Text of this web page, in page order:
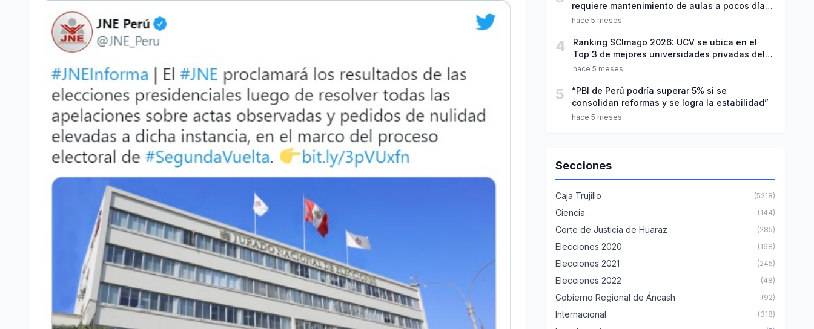
requiere mantenimiento de aulas a pocos días
de inicio del año escolar 2026
hace 5 meses
4
Ranking SCImago 2026: UCV se ubica en el
Top 3 de mejores universidades privadas del
Perú
hace 5 meses
5
“PBI de Perú podría superar 5% si se
consolidan reformas y se logra la estabilidad”
hace 5 meses
Secciones
Caja Trujillo (5218)
Ciencia (144)
Corte de Justicia de Huaraz (285)
Elecciones 2020 (168)
Elecciones 2021 (245)
Elecciones 2022 (48)
Gobierno Regional de Áncash (92)
Internacional (318)